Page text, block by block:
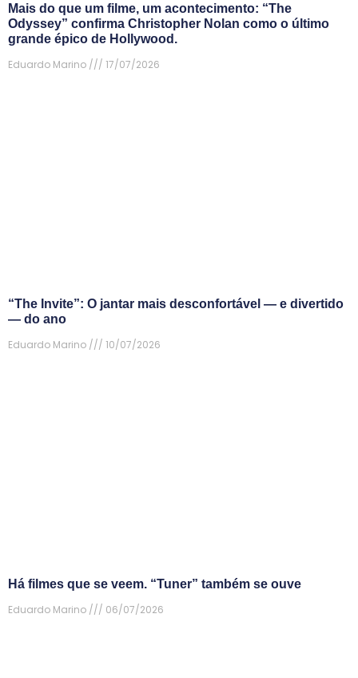
Mais do que um filme, um acontecimento: “The
Odyssey” confirma Christopher Nolan como o último
grande épico de Hollywood.
Eduardo Marino
17/07/2026
“The Invite”: O jantar mais desconfortável — e divertido
— do ano
Eduardo Marino
10/07/2026
Há filmes que se veem. “Tuner” também se ouve
Eduardo Marino
06/07/2026